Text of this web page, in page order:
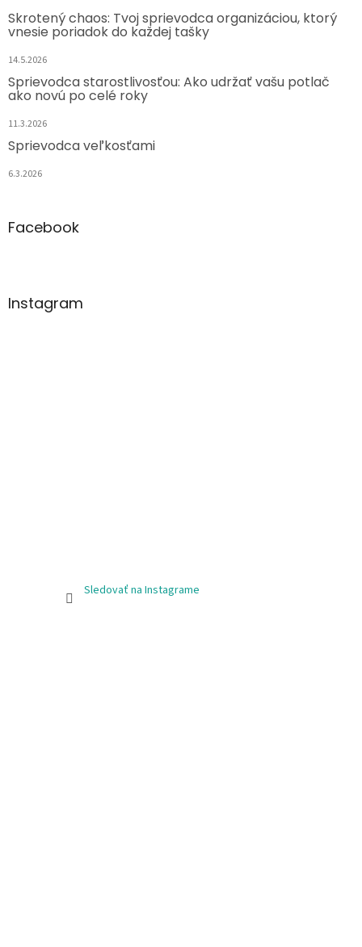
Skrotený chaos: Tvoj sprievodca organizáciou, ktorý
vnesie poriadok do každej tašky
14.5.2026
Sprievodca starostlivosťou: Ako udržať vašu potlač
ako novú po celé roky
11.3.2026
Sprievodca veľkosťami
6.3.2026
Facebook
Instagram
Sledovať na Instagrame